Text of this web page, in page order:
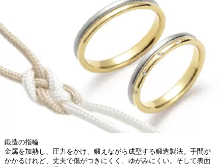
鍛造の指輪
金属を加熱し、圧力をかけ、鍛えながら成型する鍛造製法。手間が
かかるけれど、丈夫で傷がつきにくく、ゆがみにくい。そして表面